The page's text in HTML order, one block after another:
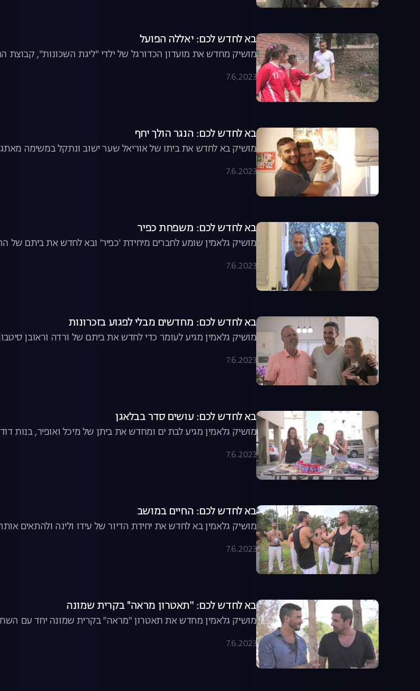
בא לחדש לכם: יאללה הפועל
מושיק מחדש את מועדון הכדורגל של ילדי "ליגת השכונות", קבוצת
7.6.2023
בא לחדש לכם: הנגר הולך יחף
מושיק בא לחדש את ביתו של אוריאל שער ישוב ונתקל במשימה
7.6.2023
בא לחדש לכם: משפחת כפיר
מושיק גלאמין שומע לחברים מיחידת 'כפיר' ובא לחדש את ביתם של
7.6.2023
בא לחדש לכם: מחדשים מבלי לפגוע בזכרונות
מושיק גלאמין מגיע לעומר כדי לחדש את ביתם של ורדה וראובן
7.6.2023
בא לחדש לכם: עושים סדר בבלאגן
מושיק גלאמין מגיע לבת ים ומחדש את ביתן של מיכל ואופיר, בנות
7.6.2023
בא לחדש לכם: החיים במושב
מושיק גלאמין בא לחדש את יחידת הדיור של עידו ולינה ולהתאים
7.6.2023
בא לחדש לכם: ''תאטרון מראה'' בקרית שמונה
מושיק גלאמין מחדש את תאטרון "מראה" בקרית שמונה יחד עם
7.6.2023